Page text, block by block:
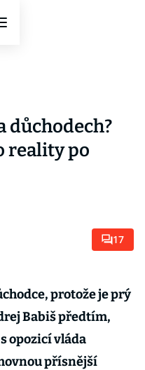
důchodech?
reality po
17
protože je prý
Babiš předtím,
opozicí vláda
přísnější